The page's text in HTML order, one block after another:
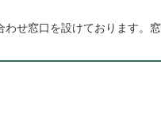
せ窓口を設けております。